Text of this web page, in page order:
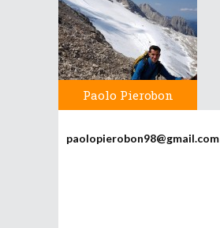
Paolo Pierobon
paolopierobon98@gmail.com